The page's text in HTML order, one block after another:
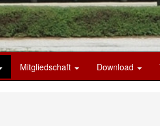
Mitgliedschaft Download